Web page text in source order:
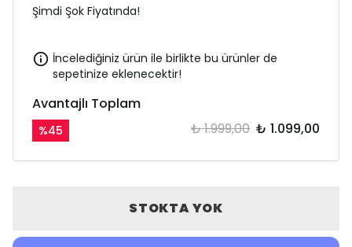
Şimdi Şok Fiyatında!
İncelediğiniz ürün ile birlikte bu ürünler de
sepetinize eklenecektir!
Avantajlı Toplam
%45 ₺ 1.999,00 ₺ 1.099,00
STOKTA YOK